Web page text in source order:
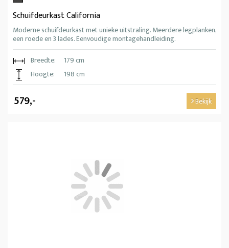
Schuifdeurkast California
Moderne schuifdeurkast met unieke uitstraling. Meerdere legplanken,
een roede en 3 lades. Eenvoudige montagehandleiding.
Breedte:
179 cm
Hoogte:
198 cm
579,- Bekijk